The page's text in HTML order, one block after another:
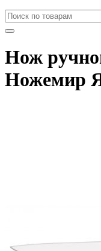
Нож
Ножемир